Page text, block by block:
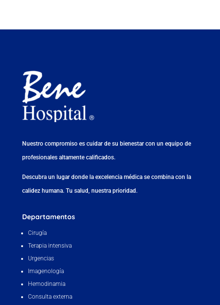
Nuestro compromiso es cuidar de su bienestar con un equipo de
profesionales altamente calificados.
Descubra un lugar donde la excelencia médica se combina con la
calidez humana. Tu salud, nuestra prioridad.
Departamentos
Cirugía
Terapia intensiva
Urgencias
Imagenología
Hemodinamia
Consulta externa